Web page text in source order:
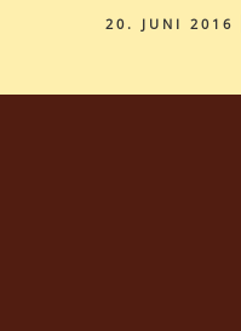
20. JUNI 2016